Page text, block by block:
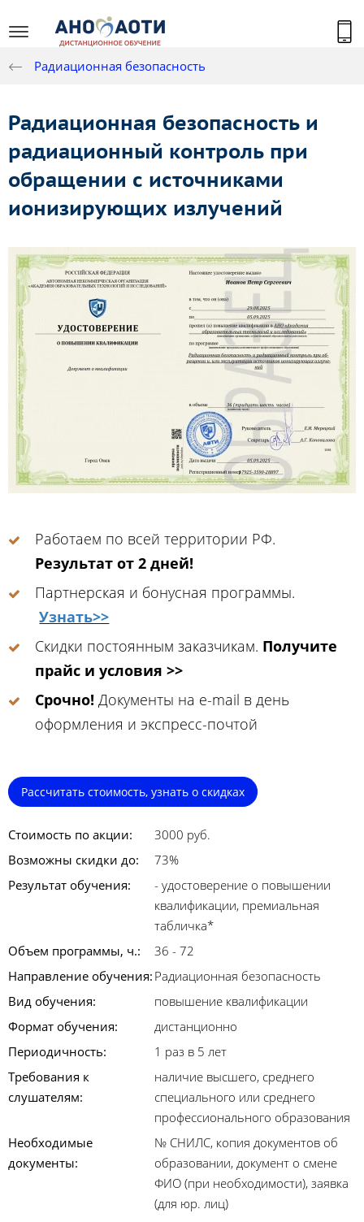
Радиационная безопасность
Радиационная безопасность и
радиационный контроль при
обращении с источниками
ионизирующих излучений
Работаем по всей территории РФ.
Результат от 2 дней!
Партнерская и бонусная программы.
Узнать>>
Скидки постоянным заказчикам. Получите
прайс и условия >>
Срочно! Документы на e-mail в день
оформления и экспресс-почтой
Рассчитать стоимость, узнать о скидках
Стоимость по акции:
3000 руб.
Возможны скидки до:
73%
Результат обучения:
- удостоверение о повышении
квалификации, премиальная
табличка*
Объем программы, ч.:
36 - 72
Направление обучения: Радиационная безопасность
Вид обучения:
повышение квалификации
Формат обучения:
дистанционно
Периодичность:
1 раз в 5 лет
Требования к
слушателям:
наличие высшего, среднего
специального или среднего
профессионального образования
Необходимые
документы:
№ СНИЛС, копия документов об
образовании, документ о смене
ФИО (при необходимости), заявка
(для юр. лиц)